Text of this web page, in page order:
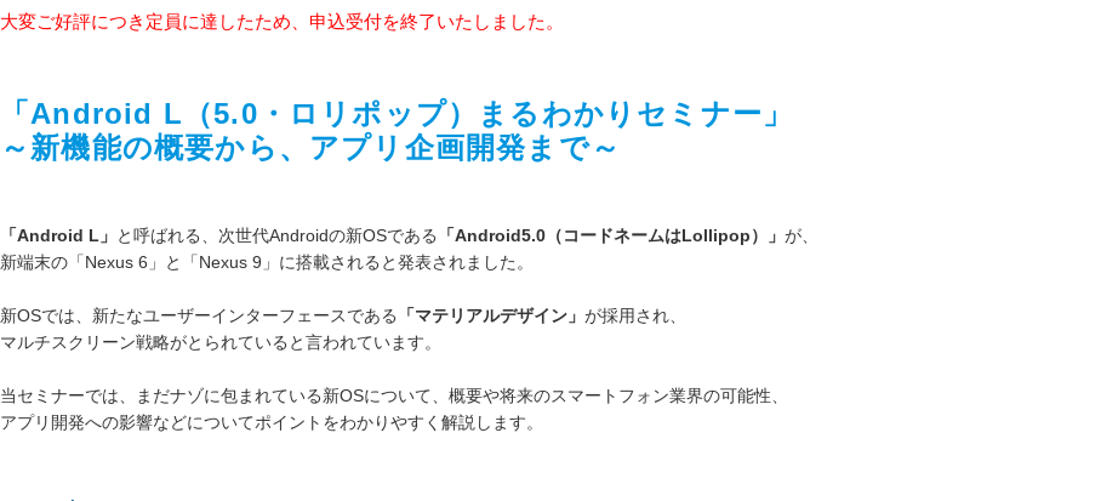
大変ご好評につき定員に達したため、申込受付を終了いたしました。
「Android L（5.0・ロリポップ）まるわかりセミナー」
～新機能の概要から、アプリ企画開発まで～
「Android L」 と呼ばれる、次世代Androidの新OSである 「Android5.0（コードネームはLollipop）」 が、
新端末の「Nexus 6」と「Nexus 9」に搭載されると発表されました。
新OSでは、新たなユーザーインターフェースである 「マテリアルデザイン」 が採用され、
マルチスクリーン戦略がとられていると言われています。
当セミナーでは、まだナゾに包まれている新OSについて、概要や将来のスマートフォン業界の可能性、
アプリ開発への影響などについてポイントをわかりやすく解説します。